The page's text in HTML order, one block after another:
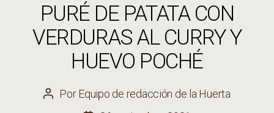
PURÉ DE PATATA CON
VERDURAS AL CURRY Y
HUEVO POCHÉ
Autor
PorEquipo de redacción de la Huerta